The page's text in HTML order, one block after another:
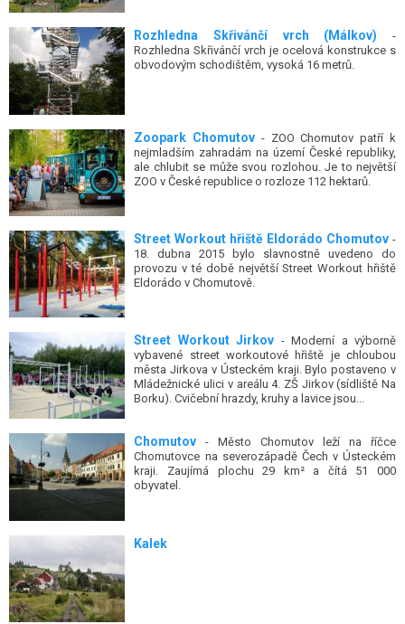
Rozhledna Skřivánčí vrch (Málkov) -
Rozhledna Skřivánčí vrch je ocelová konstrukce s
obvodovým schodištěm, vysoká 16 metrů.
Zoopark Chomutov - ZOO Chomutov patří k
nejmladším zahradám na území České republiky,
ale chlubit se může svou rozlohou. Je to největší
ZOO v České republice o rozloze 112 hektarů.
Street Workout hřiště Eldorádo Chomutov -
18. dubna 2015 bylo slavnostně uvedeno do
provozu v té době největší Street Workout hřiště
Eldorádo v Chomutově.
Street Workout Jirkov - Moderní a výborně
vybavené street workoutové hřiště je chloubou
města Jirkova v Ústeckém kraji. Bylo postaveno v
Mládežnické ulici v areálu 4. ZŠ Jirkov (sídliště Na
Borku). Cvičební hrazdy, kruhy a lavice jsou...
Chomutov - Město Chomutov leží na říčce
Chomutovce na severozápadě Čech v Ústeckém
kraji. Zaujímá plochu 29 km² a čítá 51 000
obyvatel.
Kalek